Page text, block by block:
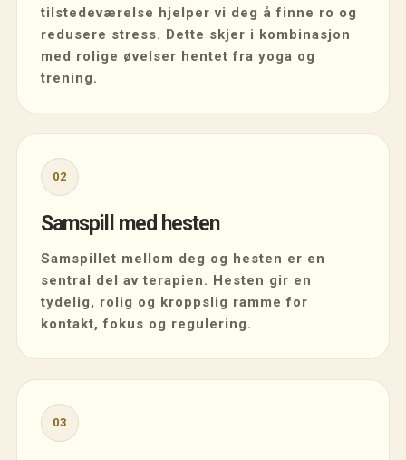
tilstedeværelse hjelper vi deg å finne ro og
redusere stress. Dette skjer i kombinasjon
med rolige øvelser hentet fra yoga og
trening.
02
Samspill med hesten
Samspillet mellom deg og hesten er en
sentral del av terapien. Hesten gir en
tydelig, rolig og kroppslig ramme for
kontakt, fokus og regulering.
03